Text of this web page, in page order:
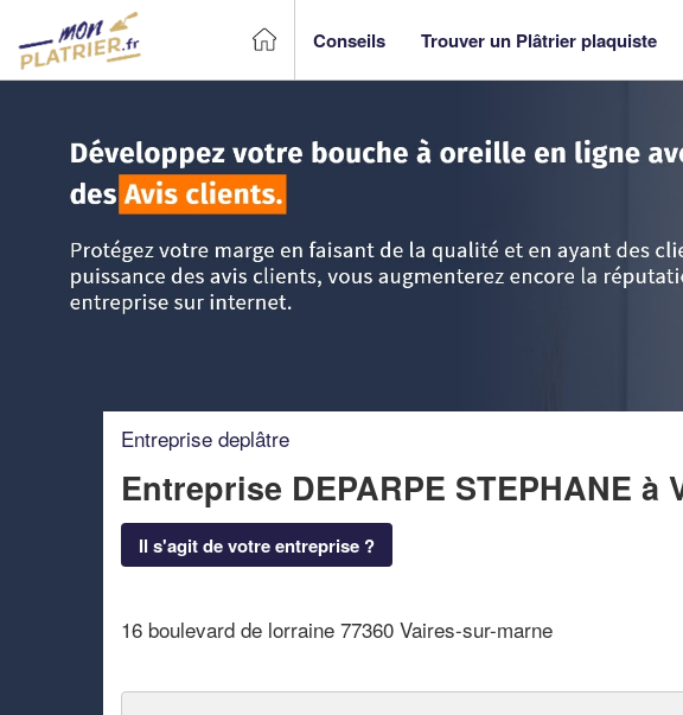
Conseils Trouver un Plâtrier plaquiste
Entreprise deplâtre
Entreprise DEPARPE STEPHANE à
Il s'agit de votre entreprise ?
16 boulevard de lorraine 77360 Vaires-sur-marne